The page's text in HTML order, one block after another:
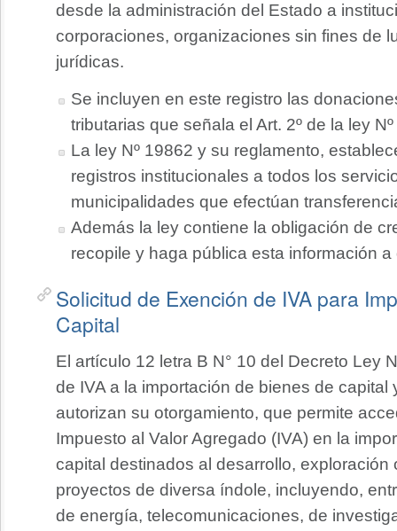
desde la administración del Estado a
corporaciones, organizaciones sin fines de
jurídicas.
Se incluyen en este registro las
tributarias que señala el Art. 2º de la ley
La ley Nº 19862 y su reglamento,
registros institucionales a todos los
municipalidades que efectúan
Además la ley contiene la obligación de
recopile y haga pública esta información
Solicitud de Exención de IVA para
Capital
El artículo 12 letra B N° 10 del Decreto Ley
de IVA a la importación de bienes de
autorizan su otorgamiento, que permite
Impuesto al Valor Agregado (IVA) en la
capital destinados al desarrollo, exploración
proyectos de diversa índole, incluyendo,
de energía, telecomunicaciones, de